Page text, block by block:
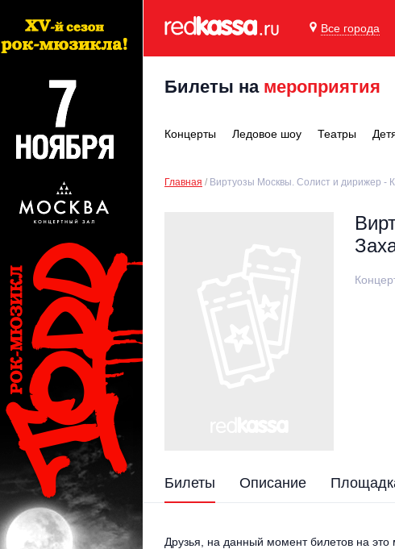
Все города
Билеты на мероприятия
Концерты Ледовое шоу Театры
Главная Виртуозы Москвы. Солист и дирижер -
Билеты Описание
Друзья, на данный момент билетов на